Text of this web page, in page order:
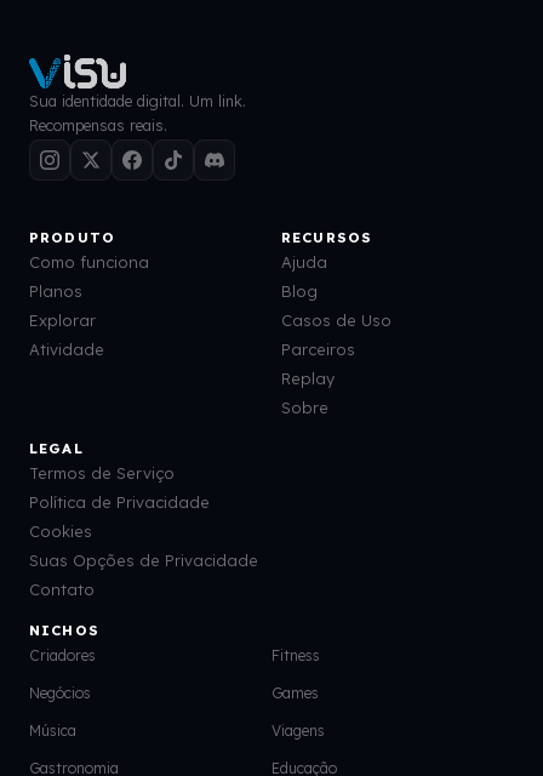
Sua identidade digital. Um link.
Recompensas reais.
PRODUTO
Como funciona
Planos
Explorar
Atividade
RECURSOS
Ajuda
Blog
Casos de Uso
Parceiros
Replay
Sobre
LEGAL
Termos de Serviço
Política de Privacidade
Cookies
Suas Opções de Privacidade
Contato
NICHOS
Criadores
Negócios
Música
Gastronomia
Fitness
Games
Viagens
Educação